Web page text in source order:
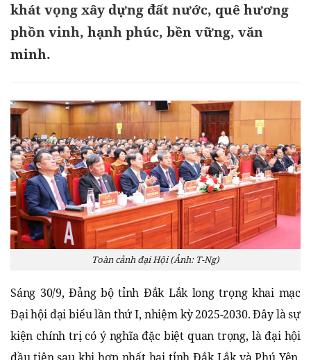
khát vọng xây dựng đất nước, quê hương
phồn vinh, hạnh phúc, bền vững, văn
minh.
Toàn cảnh đại Hội (Ảnh: T-Ng)
Sáng 30/9, Đảng bộ tỉnh Đắk Lắk long trọng khai mạc
Đại hội đại biểu lần thứ I, nhiệm kỳ 2025-2030. Đây là sự
kiện chính trị có ý nghĩa đặc biệt quan trọng, là đại hội